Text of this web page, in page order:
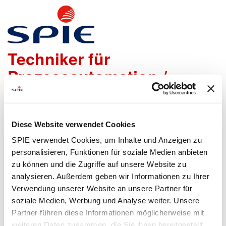
Diese Website verwendet Cookies
SPIE verwendet Cookies, um Inhalte und Anzeigen zu
personalisieren, Funktionen für soziale Medien anbieten
zu können und die Zugriffe auf unsere Website zu
analysieren. Außerdem geben wir Informationen zu Ihrer
Verwendung unserer Website an unsere Partner für
soziale Medien, Werbung und Analyse weiter. Unsere
Partner führen diese Informationen möglicherweise mit
Senior Ingenieur /
Techniker für
Prozessautomation /
Instrumentierung m/w/d
Wir freuen uns sehr, dass Du Dich bei uns bewerben
möchtest!
Um den Bewerbungsprozess für Dich so einfach wie
möglich zu gestalten, bieten wir Dir folgende Möglichkeiten
an, um Daten zu übermitteln:
Bewerbungsformular
Lebenslauf